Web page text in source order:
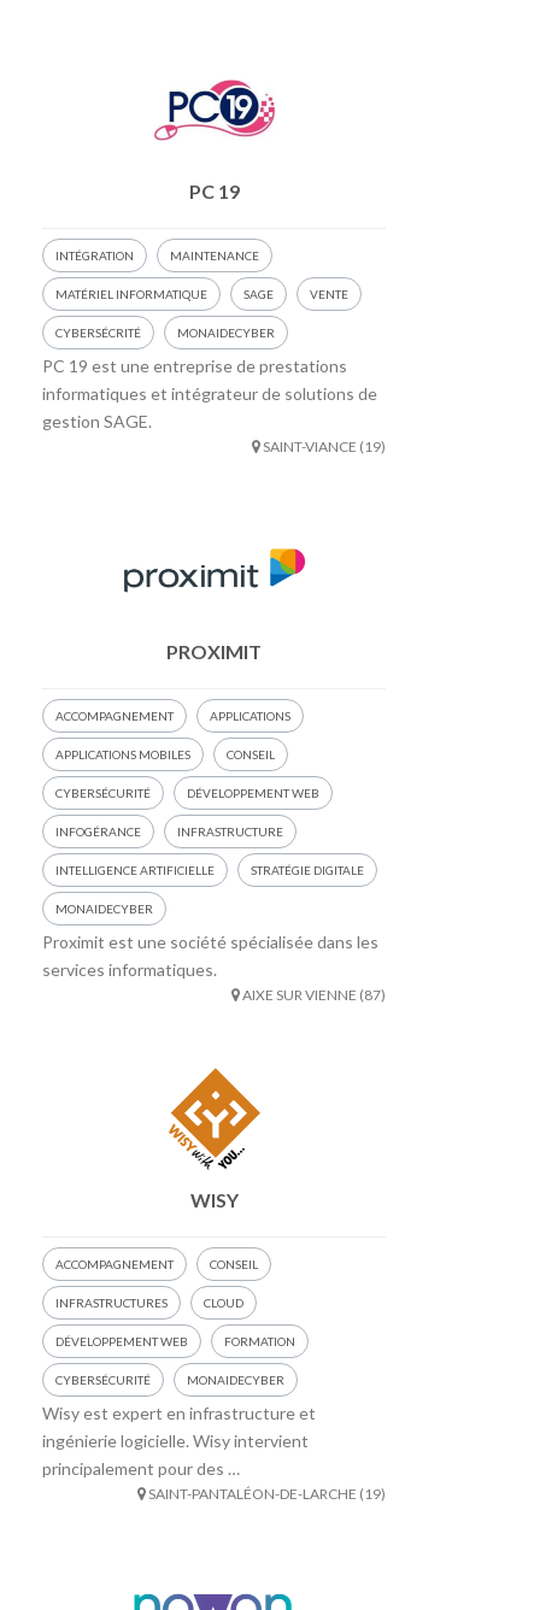
PC 19
INTÉGRATION MAINTENANCE
MATÉRIEL INFORMATIQUE SAGE VENTE
CYBERSÉCRITÉ MONAIDECYBER
PC 19 est une entreprise de prestations
informatiques et intégrateur de solutions de
gestion SAGE.
SAINT-VIANCE (19)
PROXIMIT
ACCOMPAGNEMENT APPLICATIONS
APPLICATIONS MOBILES CONSEIL
CYBERSÉCURITÉ DÉVELOPPEMENT WEB
INFOGÉRANCE INFRASTRUCTURE
INTELLIGENCE ARTIFICIELLE STRATÉGIE DIGITALE
MONAIDECYBER
Proximit est une société spécialisée dans les
services informatiques.
AIXE SUR VIENNE (87)
WISY
ACCOMPAGNEMENT CONSEIL
INFRASTRUCTURES CLOUD
DÉVELOPPEMENT WEB FORMATION
CYBERSÉCURITÉ MONAIDECYBER
Wisy est expert en infrastructure et
ingénierie logicielle. Wisy intervient
principalement pour des …
SAINT-PANTALÉON-DE-LARCHE (19)